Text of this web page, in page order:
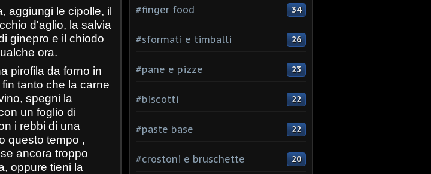
aggiungi le cipolle, il
d'aglio, la salvia
ginepro e il chiodo
ora.
pirofila da forno in
tanto che la carne
spegni la
un foglio di
i rebbi di una
questo tempo ,
ancora troppo
oppure tieni la
#finger food 34
#sformati e timballi 26
#pane e pizze 23
#biscotti 22
#paste base 22
#crostoni e bruschette 20